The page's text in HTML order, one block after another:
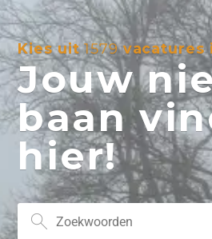
Kies uit1579vacatures
Jouw
baan
hier!